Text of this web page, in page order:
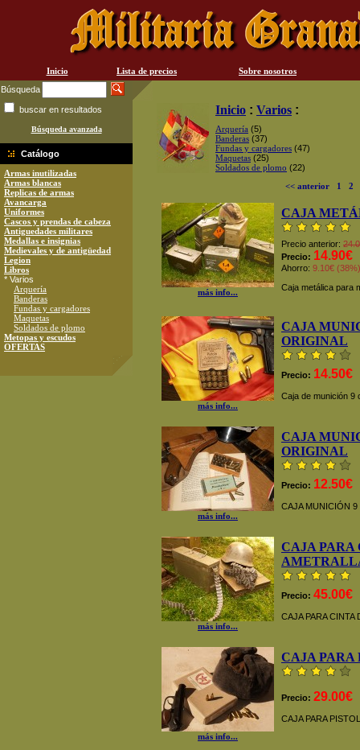
Inicio Lista de precios
Sobre nosotros
Búsqueda
buscar en resultados
Búsqueda avanzada
Catálogo
Armas inutilizadas
Armas blancas
Replicas de armas
Avancarga
Uniformes
Cascos y prendas de cabeza
Antiguedades militares
Medallas e insignias
Medievales y de antigüedad
Legion
Libros
* Varios
Arquería
Banderas
Fundas y cargadores
Maquetas
Soldados de plomo
Metopas y escudos
OFERTAS
Inicio : Varios :
Arquería (5)
Banderas (37)
Fundas y cargadores (47)
Maquetas (25)
Soldados de plomo (22)
<< anterior
1 2
más info...
CAJA
Precio anterior:
Precio: 14.90€
Ahorro: 9.10€ (38%)
Caja metálica para
más info...
CAJA
ORIGINAL
Precio: 14.50€
Caja de munición 9
más info...
CAJA
ORIGINAL
Precio: 12.50€
CAJA MUNICIÓN
más info...
CAJA PARA
Precio: 45.00€
CAJA PARA CINTA
más info...
CAJA PARA
Precio: 29.00€
CAJA PARA